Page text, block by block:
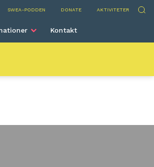
SWEA-PODDEN DONATE AKTIVITETER Sök
Kontakt